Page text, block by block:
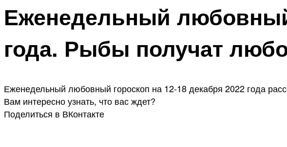
Еженедельный любовный
года. Рыбы получат
Еженедельный любовный гороскоп на 12-18 декабря 2022 года
Вам интересно узнать, что вас ждет?
Поделиться в ВКонтакте